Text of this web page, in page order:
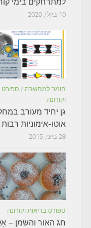
למתרחקים בימי
10 ביולי, 2020
חומר למחשבה / ספורט
וקורונה
גן יחיד מעורב
אוטו-אימוניות רבות
28 ביוני, 2015
ספורט בריאות וקורונה
חג האור והשמן –